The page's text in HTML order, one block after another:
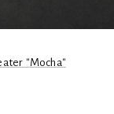
"Mocha"